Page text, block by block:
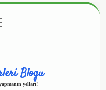
Blogu
yolları!